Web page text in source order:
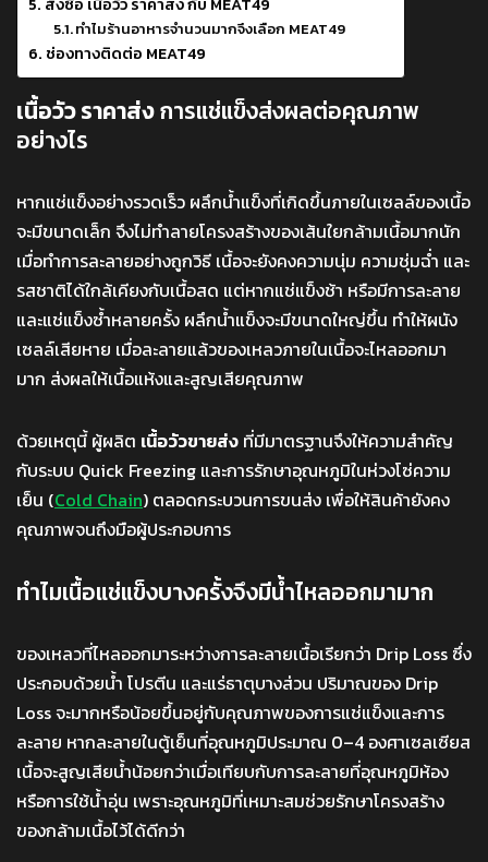
ทำไมร้านอาหารจำนวนมากจึงเลือก MEAT49
ช่องทางติดต่อ MEAT49
เนื้อวัว ราคาส่งการแช่แข็งส่งผลต่อคุณภาพ
อย่างไร
หากแช่แข็งอย่างรวดเร็ว ผลึกน้ำแข็งที่เกิดขึ้นภายในเซลล์ของเนื้อ
จะมีขนาดเล็ก จึงไม่ทำลายโครงสร้างของเส้นใยกล้ามเนื้อมากนัก
เมื่อทำการละลายอย่างถูกวิธี เนื้อจะยังคงความนุ่ม ความชุ่มฉ่ำ และ
รสชาติได้ใกล้เคียงกับเนื้อสด แต่หากแช่แข็งช้า หรือมีการละลาย
และแช่แข็งซ้ำหลายครั้ง ผลึกน้ำแข็งจะมีขนาดใหญ่ขึ้น ทำให้ผนัง
เซลล์เสียหาย เมื่อละลายแล้วของเหลวภายในเนื้อจะไหลออกมา
มาก ส่งผลให้เนื้อแห้งและสูญเสียคุณภาพ
ด้วยเหตุนี้ ผู้ผลิต เนื้อวัวขายส่ง ที่มีมาตรฐานจึงให้ความสำคัญ
กับระบบ Quick Freezing และการรักษาอุณหภูมิในห่วงโซ่ความ
เย็น (Cold Chain) ตลอดกระบวนการขนส่ง เพื่อให้สินค้ายังคง
คุณภาพจนถึงมือผู้ประกอบการ
ทำไมเนื้อแช่แข็งบางครั้งจึงมีน้ำไหลออกมามาก
ของเหลวที่ไหลออกมาระหว่างการละลายเนื้อเรียกว่า Drip Loss ซึ่ง
ประกอบด้วยน้ำ โปรตีน และแร่ธาตุบางส่วน ปริมาณของ Drip
Loss จะมากหรือน้อยขึ้นอยู่กับคุณภาพของการแช่แข็งและการ
ละลาย หากละลายในตู้เย็นที่อุณหภูมิประมาณ 0–4 องศาเซลเซียส
เนื้อจะสูญเสียน้ำน้อยกว่าเมื่อเทียบกับการละลายที่อุณหภูมิห้อง
หรือการใช้น้ำอุ่น เพราะอุณหภูมิที่เหมาะสมช่วยรักษาโครงสร้าง
ของกล้ามเนื้อไว้ได้ดีกว่า